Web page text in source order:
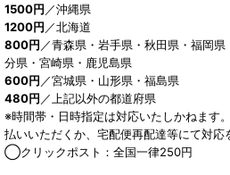
1500円 ／沖縄県
1200円 ／北海道
800円 ／青森県・岩手県・秋田県・福岡
分県・宮崎県・鹿児島県
600円 ／宮城県・山形県・福島県
480円 ／上記以外の都道府県
※時間帯・日時指定は対応いたしかねます
払いいただくか、宅配便再配達等にて対応
◯クリックポスト：全国一律250円